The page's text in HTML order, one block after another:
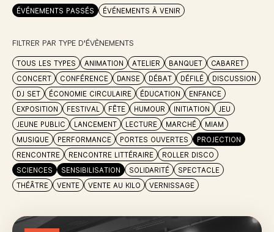
ÉVÉNEMENTS PASSÉS ÉVÉNEMENTS À VENIR
FILTRER PAR TYPE D'ÉVÈNEMENTS
TOUS LES TYPES ANIMATION ATELIER BANQUET
CABARET
CONCERT
CONFÉRENCE DANSE DÉBAT DÉFILÉ
DISCUSSION
DJ SET
ÉCONOMIE CIRCULAIRE ÉDUCATION
ENFANCE
EXPOSITION
FESTIVAL FÊTE HUMOUR INITIATION
JEU
JEUNE PUBLIC
LANCEMENT LECTURE MARCHÉ
MIAM
MUSIQUE
PERFORMANCE PORTES OUVERTES
PROJECTION
RENCONTRE
RENCONTRE LITTÉRAIRE
ROLLER DISCO
SCIENCES
SENSIBILISATION SOLIDARITÉ
SPECTACLE
THÉÂTRE
VENTE VENTE AU KILO VERNISSAGE